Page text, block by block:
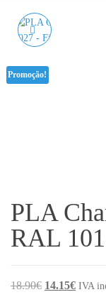
Promoção!
PLA
RAL
18.90€ O preço
14.15€OIVA